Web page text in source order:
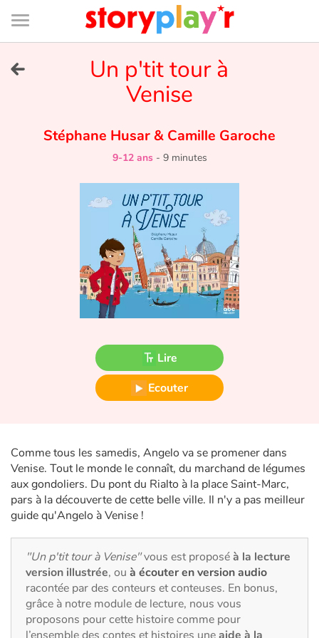
Connexion
Bibliothèque
de
page
Tester gratuitement
Bibliothèque
Contes d'ici et d'ailleurs
Princesses et princes, rois, reines et dragons
Ogres, monstres et sorcières
Écologie, nature, saisons
Les animaux
Voyage, épopée, enquête, aventure
Autour du monde
Apprentissage
Un p'tit tour à
Venise
Stéphane Husar& Camille Garoche
9-12 ans- 9 minutes
Lire
Ecouter
Comme tous les samedis, Angelo va se promener dans
Venise. Tout le monde le connaît, du marchand de légumes
aux gondoliers. Du pont du Rialto à la place Saint-Marc,
pars à la découverte de cette belle ville. Il n'y a pas meilleur
guide qu'Angelo à Venise !
"Un p'tit tour à Venise"vous est proposéà la lecture
version illustrée, ou à écouter en version audio
racontée par des conteurs et conteuses. En bonus,
grâce à notre module de lecture, nous vous
proposons pour cette histoire comme pour